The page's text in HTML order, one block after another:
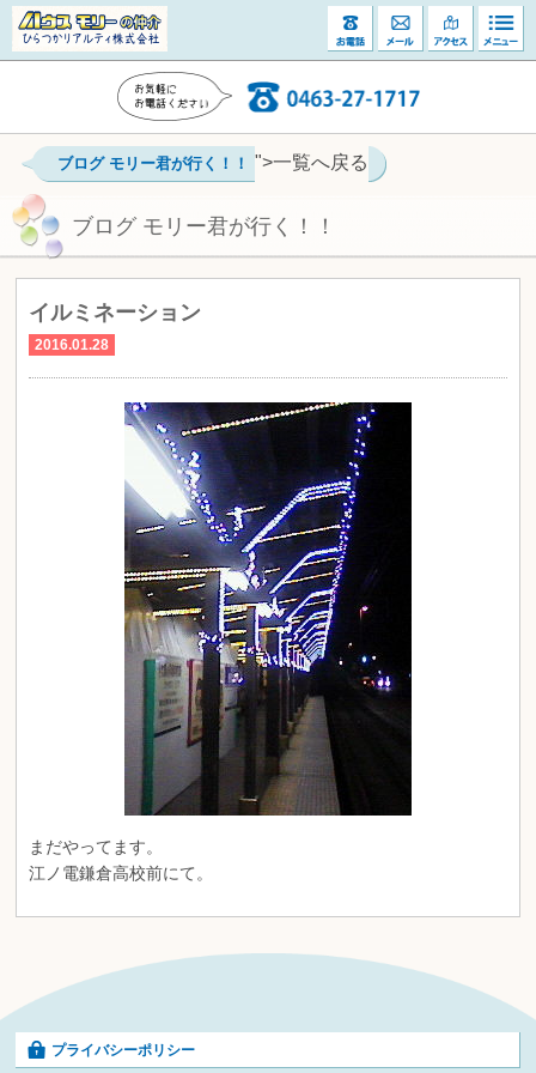
ブログ モリー君が行く！！ ">一覧へ戻る
ブログ モリー君が行く！！
イルミネーション
2016.01.28
まだやってます。
江ノ電鎌倉高校前にて。
プライバシーポリシー